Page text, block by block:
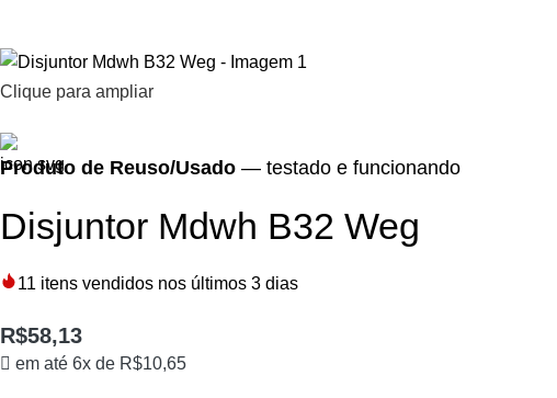
Clique para ampliar
Produto de Reuso/Usado — testado e funcionando
Disjuntor Mdwh B32 Weg
11 itens vendidos nos últimos 3 dias
R$58,13
em até 6x de R$10,65